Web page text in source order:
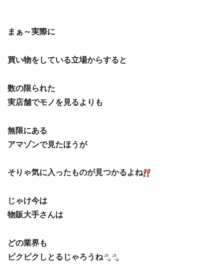
まぁ～実際に
買い物をしている立場からすると
数の限られた
実店舗でモノを見るよりも
無限にある
アマゾンで見たほうが
そりゃ気に入ったものが見つかるよね
じゃけ今は
物販大手さんは
どの業界も
ビクビクしとるじゃろうね